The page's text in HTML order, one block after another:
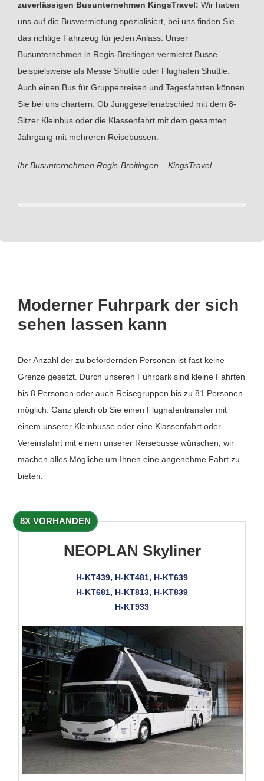
zuverlässigen Busunternehmen KingsTravel: Wir haben
uns auf die Busvermietung spezialisiert, bei uns finden Sie
das richtige Fahrzeug für jeden Anlass. Unser
Busunternehmen in Regis-Breitingen vermietet Busse
beispielsweise als Messe Shuttle oder Flughafen Shuttle.
Auch einen Bus für Gruppenreisen und Tagesfahrten können
Sie bei uns chartern. Ob Junggesellenabschied mit dem 8-
Sitzer Kleinbus oder die Klassenfahrt mit dem gesamten
Jahrgang mit mehreren Reisebussen.
Ihr Busunternehmen Regis-Breitingen – KingsTravel
Moderner Fuhrpark der sich
sehen lassen kann
Der Anzahl der zu befördernden Personen ist fast keine
Grenze gesetzt. Durch unseren Fuhrpark sind kleine Fahrten
bis 8 Personen oder auch Reisegruppen bis zu 81 Personen
möglich. Ganz gleich ob Sie einen Flughafentransfer mit
einem unserer Kleinbusse oder eine Klassenfahrt oder
Vereinsfahrt mit einem unserer Reisebusse wünschen, wir
machen alles Mögliche um Ihnen eine angenehme Fahrt zu
bieten.
8X VORHANDEN
NEOPLAN Skyliner
H-KT439, H-KT481, H-KT639
H-KT681, H-KT813, H-KT839
H-KT933